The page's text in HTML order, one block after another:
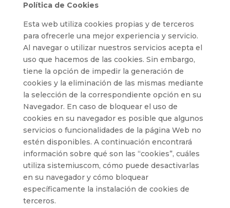
Política de Cookies
Esta web utiliza cookies propias y de terceros
para ofrecerle una mejor experiencia y servicio.
Al navegar o utilizar nuestros servicios acepta el
uso que hacemos de las cookies. Sin embargo,
tiene la opción de impedir la generación de
cookies y la eliminación de las mismas mediante
la selección de la correspondiente opción en su
Navegador. En caso de bloquear el uso de
cookies en su navegador es posible que algunos
servicios o funcionalidades de la página Web no
estén disponibles. A continuación encontrará
información sobre qué son las “cookies”, cuáles
utiliza sistemiuscom, cómo puede desactivarlas
en su navegador y cómo bloquear
específicamente la instalación de cookies de
terceros.